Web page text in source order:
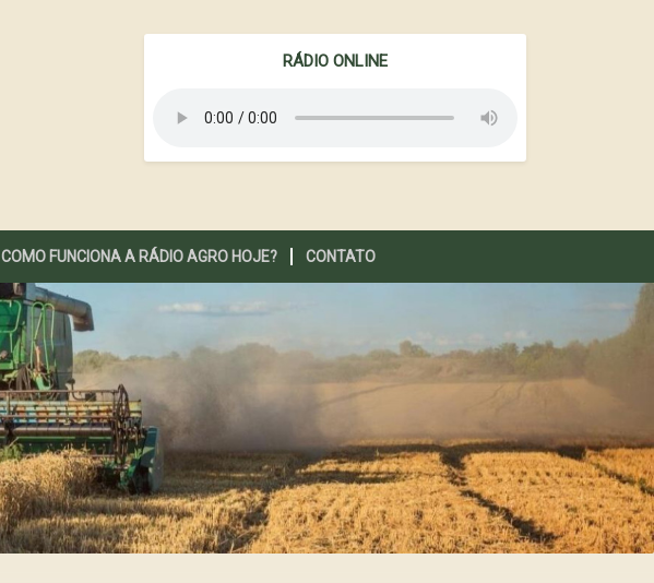
RÁDIO ONLINE
COMO FUNCIONA A RÁDIO AGRO HOJE? CONTATO